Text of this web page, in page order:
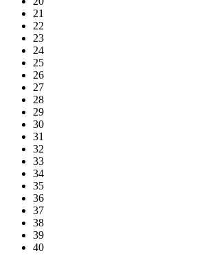
21
22
23
24
25
26
27
28
29
30
31
32
33
34
35
36
37
38
39
40